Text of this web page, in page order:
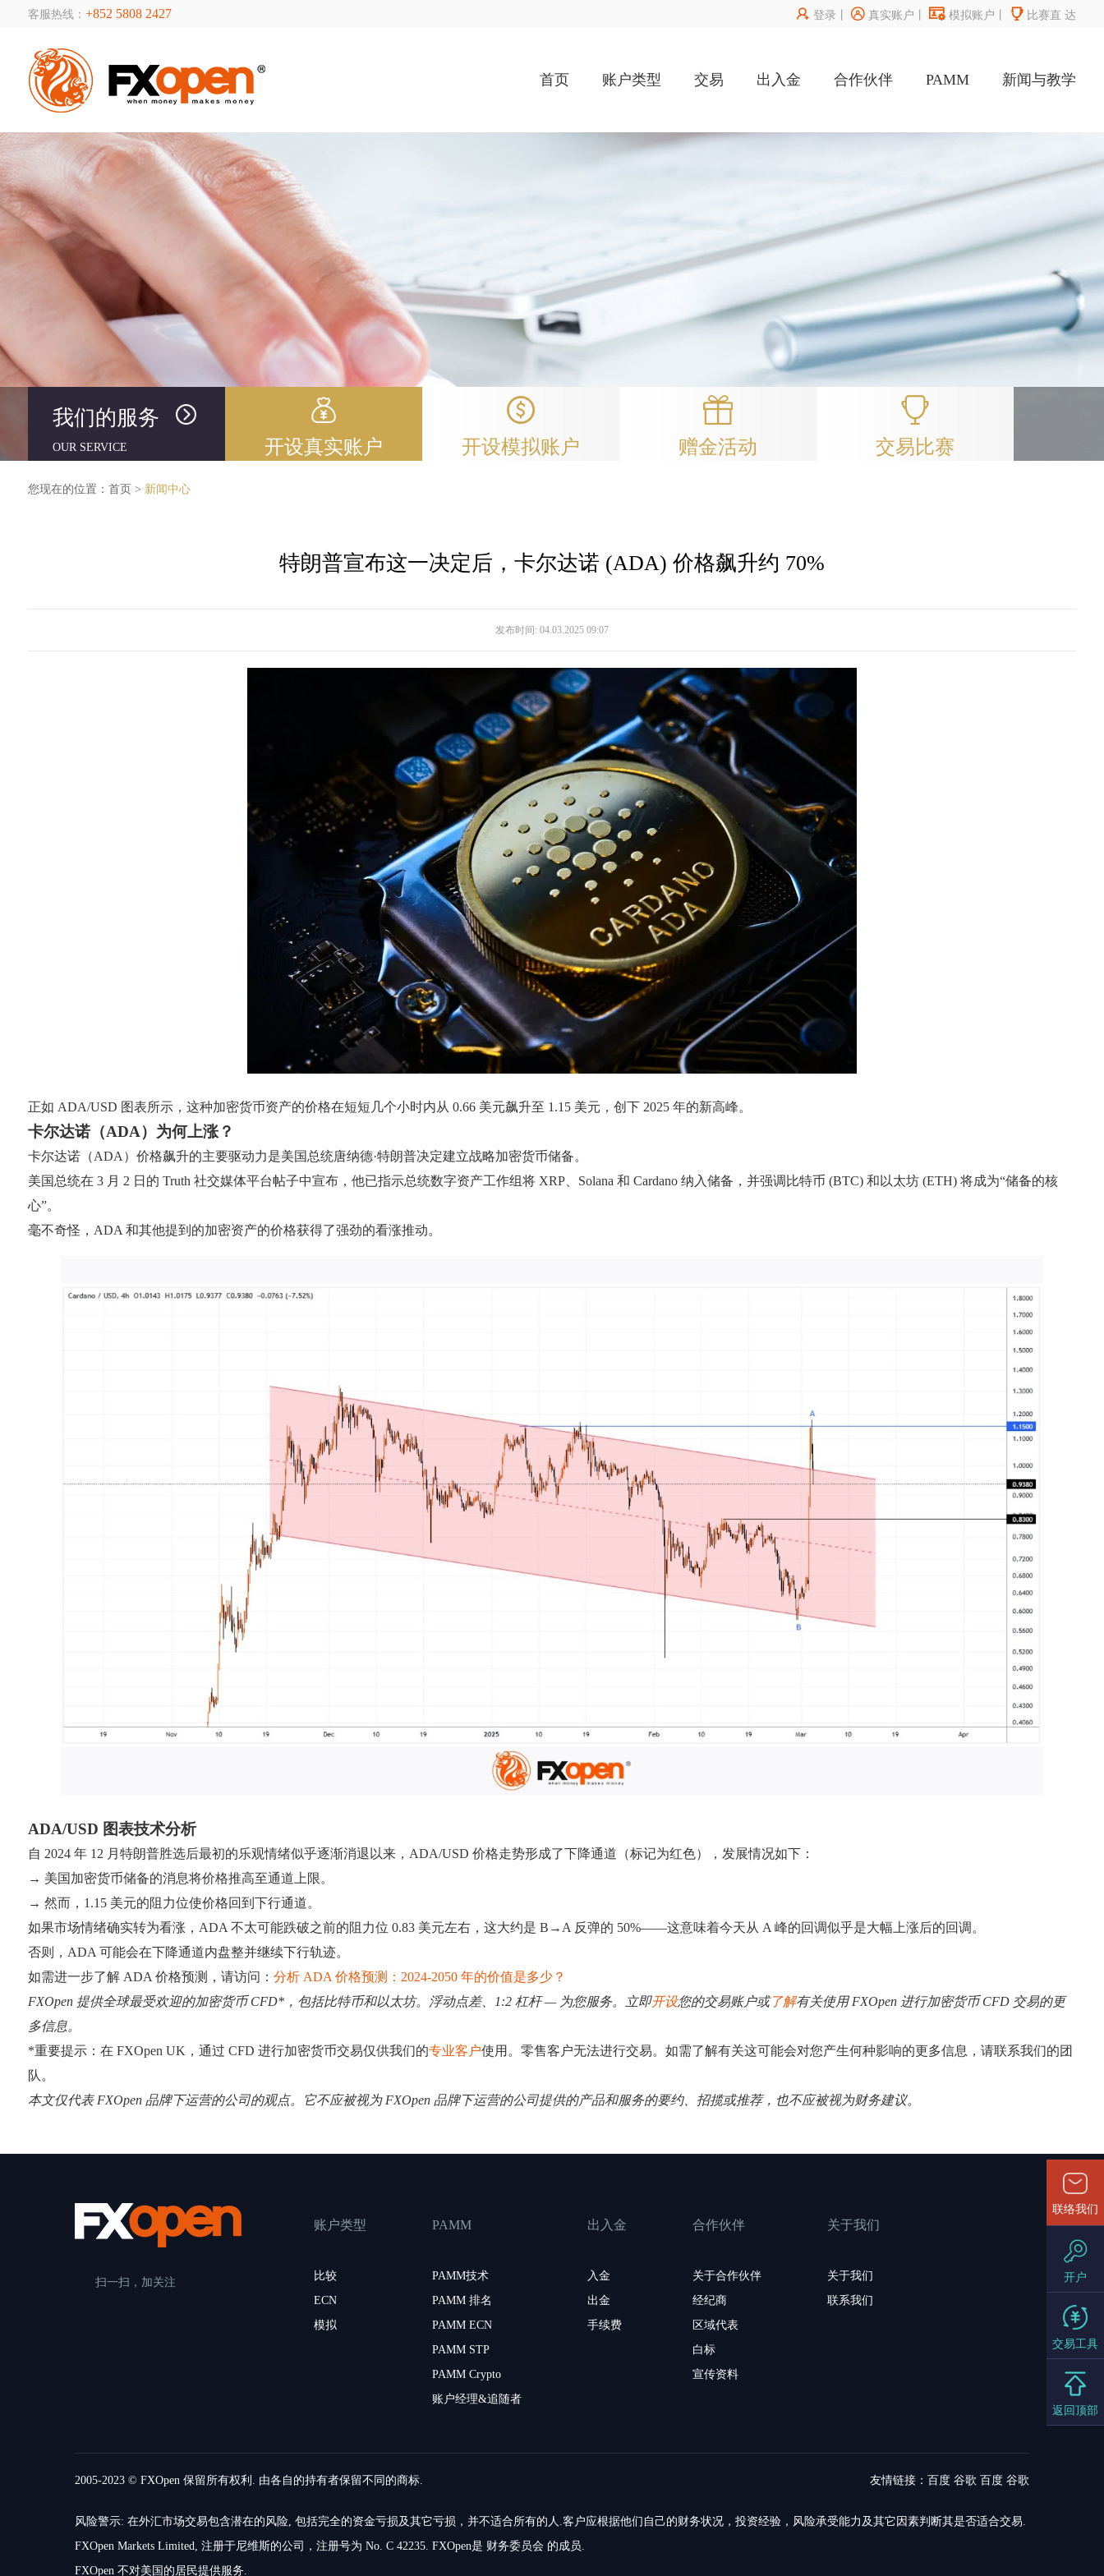
客服热线： +852 5808 2427  登录 丨 真实账户  模拟账户  比赛直 达
首页 账户类型 交易 出入金 合作伙伴 PAMM 新闻与教学
我们的服务
OUR SERVICE 开设真实账户 开设模拟账户 赠金活动 交易比赛
您现在的位置： 首页 > 新闻中心
特朗普宣布这一决定后，卡尔达诺 (ADA) 价格飙升约 70%
发布时间: 04.03.2025 09:07
正如 ADA/USD 图表所示，这种加密货币资产的价格在短短几个小时内从 0.66 美元飙升至 1.15 美元，创下 2025 年的新高峰。
卡尔达诺（ADA）为何上涨？
卡尔达诺（ADA）价格飙升的主要驱动力是美国总统唐纳德·特朗普决定建立战略加密货币储备。
美国总统在 3 月 2 日的 Truth 社交媒体平台帖子中宣布，他已指示总统数字资产工作组将 XRP、Solana 和 Cardano 纳入储备，并强调比特币 (BTC) 和以太坊 (ETH) 将成为“储备的核
心”。
毫不奇怪，ADA 和其他提到的加密资产的价格获得了强劲的看涨推动。
ADA/USD 图表技术分析
自 2024 年 12 月特朗普胜选后最初的乐观情绪似乎逐渐消退以来，ADA/USD 价格走势形成了下降通道（标记为红色），发展情况如下：
→ 美国加密货币储备的消息将价格推高至通道上限。
→ 然而，1.15 美元的阻力位使价格回到下行通道。
如果市场情绪确实转为看涨，ADA 不太可能跌破之前的阻力位 0.83 美元左右，这大约是 B→A 反弹的 50%——这意味着今天从 A 峰的回调似乎是大幅上涨后的回调。
否则，ADA 可能会在下降通道内盘整并继续下行轨迹。
如需进一步了解 ADA 价格预测，请访问： 分析 ADA 价格预测：2024-2050 年的价值是多少？
FXOpen 提供全球最受欢迎的加密货币 CFD*，包括比特币和以太坊。浮动点差、1:2 杠杆 — 为您服务。立即开设您的交易账户或了解有关使用 FXOpen 进行加密货币 CFD 交易的更
多信息。
*重要提示：在 FXOpen UK，通过 CFD 进行加密货币交易仅供我们的专业客户使用。零售客户无法进行交易。如需了解有关这可能会对您产生何种影响的更多信息，请联系我们的团
队。
本文仅代表 FXOpen 品牌下运营的公司的观点。它不应被视为 FXOpen 品牌下运营的公司提供的产品和服务的要约、招揽或推荐，也不应被视为财务建议。
扫一扫，加关注
账户类型
比较
ECN
模拟
PAMM
PAMM技术
PAMM 排名
PAMM ECN
PAMM STP
PAMM Crypto
账户经理&追随者
出入金
入金
出金
手续费
合作伙伴
关于合作伙伴
经纪商
区域代表
白标
宣传资料
关于我们
关于我们
联系我们
2005-2023 © FXOpen 保留所有权利. 由各自的持有者保留不同的商标. 友情链接：百度 谷歌 百度 谷歌
风险警示: 在外汇市场交易包含潜在的风险, 包括完全的资金亏损及其它亏损，并不适合所有的人.客户应根据他们自己的财务状况，投资经验，风险承受能力及其它因素判断其是否适合交易.
FXOpen Markets Limited, 注册于尼维斯的公司，注册号为 No. C 42235. FXOpen是 财务委员会 的成员.
FXOpen 不对美国的居民提供服务.
联络我们
开户
交易工具
返回顶部